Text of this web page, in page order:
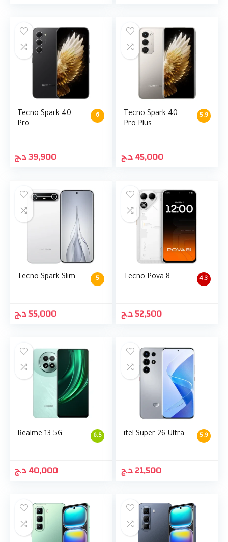
6
Tecno Spark 40
Pro
39,900د.ج
5.9
Tecno Spark 40
Pro Plus
45,000د.ج
5
Tecno Spark Slim
55,000د.ج
4.3
Tecno Pova 8
52,500د.ج
6.5
Realme 13 5G
40,000د.ج
5.9
itel Super 26 Ultra
21,500د.ج